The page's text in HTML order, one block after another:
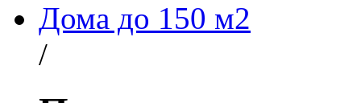
Дома до 150 м2
/